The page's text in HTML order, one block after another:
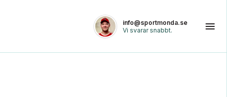
info@sportmonda.se
Vi svarar snabbt.